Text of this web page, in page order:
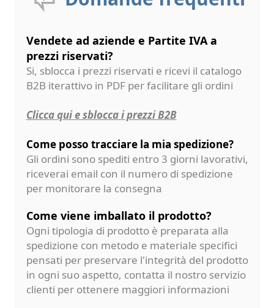
Vendete ad aziende e Partite IVA a
prezzi riservati?
Si, sblocca i prezzi riservati e ricevi il catalogo
B2B iterattivo in PDF per facilitare gli ordini
Clicca qui e sblocca i prezzi B2B
Come posso tracciare la mia spedizione?
Gli ordini sono spediti entro 3 giorni lavorativi,
riceverai email con il numero di spedizione
per monitorare la consegna
Come viene imballato il prodotto?
Ogni tipologia di prodotto è preparata alla
spedizione con metodo e materiale specifici
pensati per preservare l'integrità del prodotto
in ogni suo aspetto, contatta il nostro servizio
clienti per ottenere maggiori informazioni